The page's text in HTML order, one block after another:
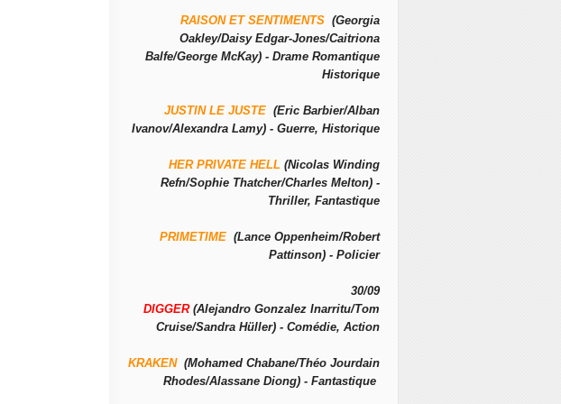
RAISON ET SENTIMENTS (Georgia
Oakley/Daisy Edgar-Jones/Caitriona
Balfe/George McKay) - Drame Romantique
Historique
JUSTIN LE JUSTE (Eric Barbier/Alban
Ivanov/Alexandra Lamy) - Guerre, Historique
HER PRIVATE HELL (Nicolas Winding
Refn/Sophie Thatcher/Charles Melton) -
Thriller, Fantastique
PRIMETIME (Lance Oppenheim/Robert
Pattinson) - Policier
30/09
DIGGER (Alejandro Gonzalez Inarritu/Tom
Cruise/Sandra Hüller) - Comédie, Action
KRAKEN(Mohamed Chabane/Théo Jourdain
Rhodes/Alassane Diong) - Fantastique